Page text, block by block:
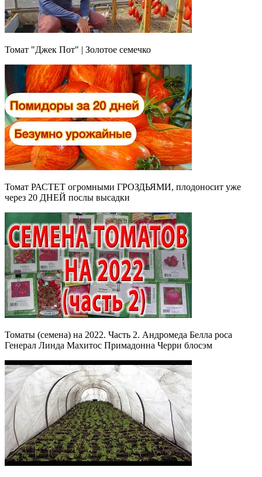
Томат "Джек Пот" | Золотое семечко
Томат РАСТЕТ огромными ГРОЗДЬЯМИ, плодоносит уже
через 20 ДНЕЙ послы высадки
Томаты (семена) на 2022. Часть 2. Андромеда Белла роса
Генерал Линда Махитос Примадонна Черри блосэм